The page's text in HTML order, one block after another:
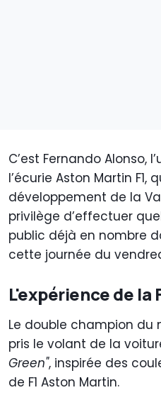
C’est Fernando Alonso,
l’écurie Aston Martin F1,
développement de la
privilège d’effectuer
public déjà en nombre
cette journée du
L'expérience de la
Le double champion du
pris le volant de la
Green", inspirée des
de F1 Aston Martin.